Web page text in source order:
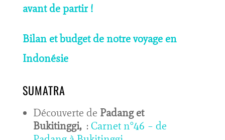
avant de partir !
Bilan et budget de notre voyage en
Indonésie
SUMATRA
Découverte de Padang et
Bukitinggi, : Carnet n°46 – de